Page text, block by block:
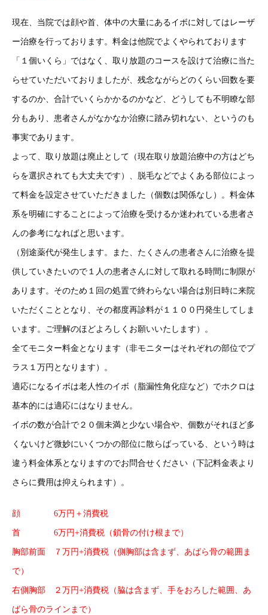
現在、当院では顔や首、体中の大量にあるイボに対してはレーザ
ー治療を行っております。料金は他院でよくやられております
「１個いくら」ではなく、取り放題のコースを設けて治療に当た
らせていただいておりましたが、残念ながらどのくらい回数を要
するのか、合計でいくらかかるのかなど、どうしても不明瞭な部
分もあり、患者さんがなかなか治療に踏み切れない、というのも
事実であります。
よって、取り放題は廃止として（現在取り放題治療中の方はどち
らを選択されても大丈夫です）、脱毛などでよくある部位によっ
て料金を設定させていただきました（個数は関係なし）。料金体
系を明確にすることによって治療を受けるか迷われている患者さ
んの参考になればと思います。
（別途薬代が発生します。また、たくさんの患者さんに治療を提
供していきたいので１人の患者さんに対して取れる時間に制限が
あります。そのため１回の処置で終わらない場合は別日時に来院
いただくこととなり、その都度再診料が１１００円発生してしま
います。ご理解のほどよろしくお願いいたします）。
全てモニター料金となります（非モニターはそれぞれの部位でプ
ラス１万円となります）。
適応になるイボは老人性のイボ（脂漏性角化症など）でホクロは
基本的には適応にはなりません。
イボの数が合計で２０個未満と少ない場合や、個数がそれほど多
くないけど微妙にいくつかの部位に散らばっている、という時は
違う料金体系となりますのでお問合せください（下記料金表より
さらに費用は抑えられます）。
顔 6万円＋消費税
首 6万円+消費税（鎖骨の付け根まで）
胸部前面 ７万円+消費税（側胸部は含まず、あばら骨の範囲ま
で）
右側胸部 ２万円+消費税（脇は含まず、手をおろした範囲、あ
ばら骨のラインまで）